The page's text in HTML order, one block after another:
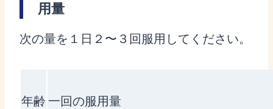
用量
次の量を１日２〜３回服用してください。
年齢 一回の服用量